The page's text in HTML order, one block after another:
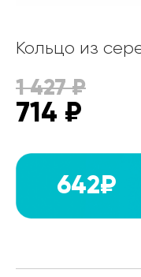
Кольцо из
1 427₽
714 ₽
642₽